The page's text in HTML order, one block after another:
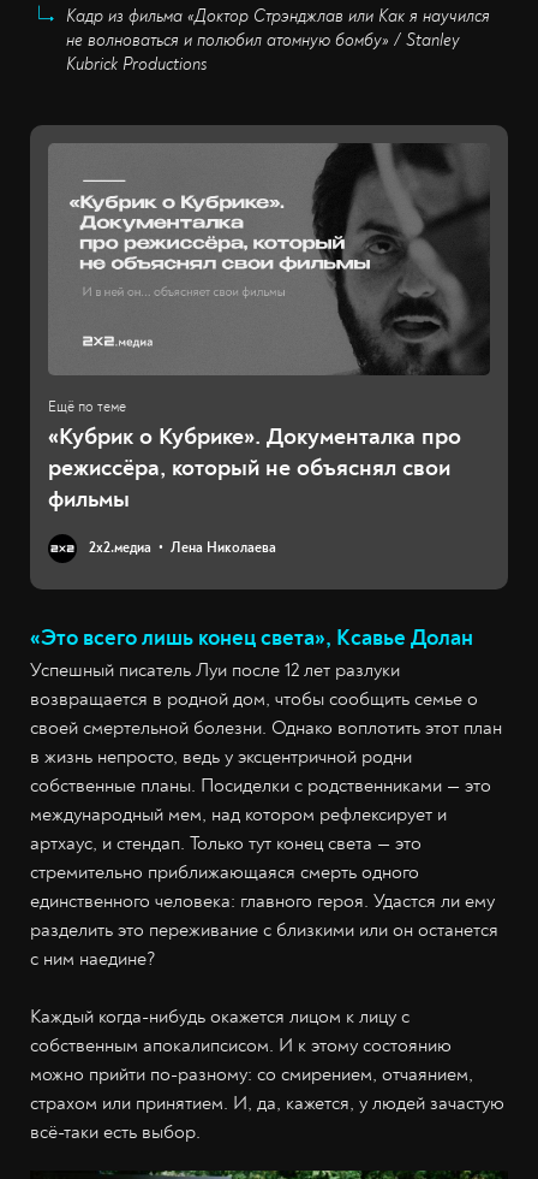
Кадр из фильма «Доктор Стрэнджлав или Как я научился
не волноваться и полюбил атомную бомбу» / Stanley
Kubrick Productions
«Кубрик о Кубрике». Документалка про
режиссёра, который не объяснял свои
фильмы
2х2.медиа Лена Николаева
«Это всего лишь конец света», Ксавье Долан
Успешный писатель Луи после 12 лет разлуки
возвращается в родной дом, чтобы сообщить семье о
своей смертельной болезни. Однако воплотить этот план
в жизнь непросто, ведь у эксцентричной родни
собственные планы. Посиделки с родственниками — это
международный мем, над котором рефлексирует и
артхаус, и стендап. Только тут конец света — это
стремительно приближающаяся смерть одного
единственного человека: главного героя. Удастся ли ему
разделить это переживание с близкими или он останется
с ним наедине?
Каждый когда-нибудь окажется лицом к лицу с
собственным апокалипсисом. И к этому состоянию
можно прийти по-разному: со смирением, отчаянием,
страхом или принятием. И, да, кажется, у людей зачастую
всё-таки есть выбор.